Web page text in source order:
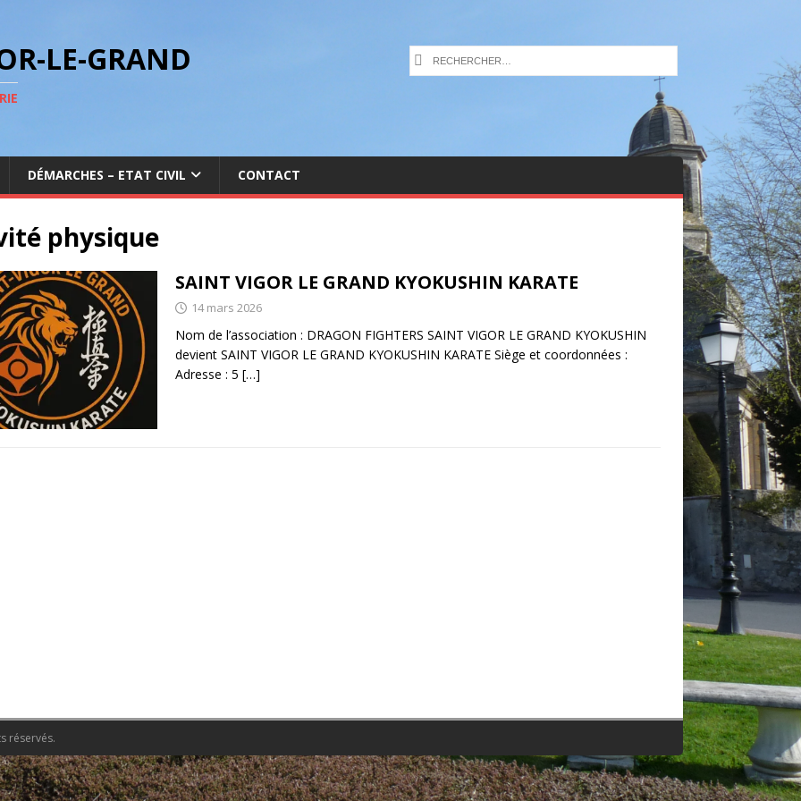
LE-GRAND
DÉMARCHES – ETAT CIVIL CONTACT
physique
SAINT VIGOR LE GRAND KYOKUSHIN KARATE
14 mars 2026
Nom de l’association : DRAGON FIGHTERS SAINT VIGOR LE GRAND KYOKUSHIN
devient SAINT VIGOR LE GRAND KYOKUSHIN KARATE Siège et coordonnées :
Adresse : 5 […]
réservés.